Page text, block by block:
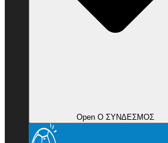
Open Ο ΣΥΝΔΕΣΜΟΣ